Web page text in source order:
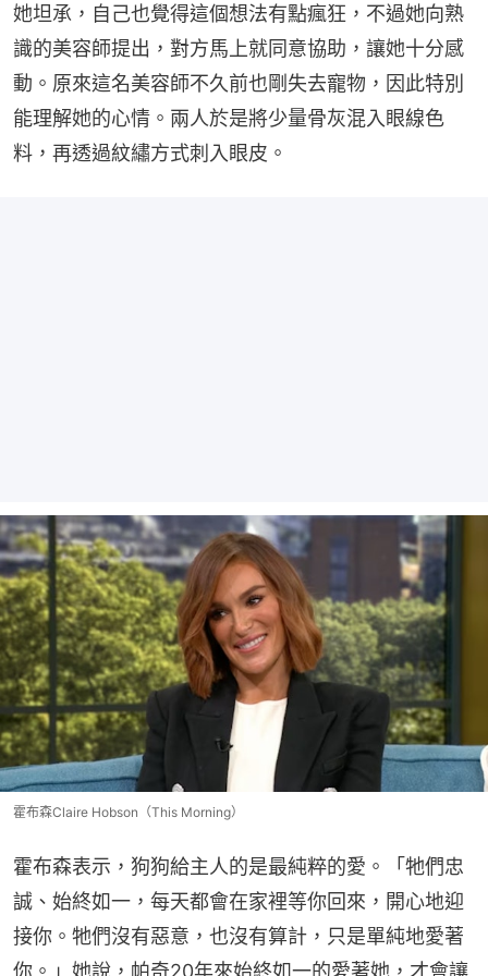
她坦承，自己也覺得這個想法有點瘋狂，不過她向熟
識的美容師提出，對方馬上就同意協助，讓她十分感
動。原來這名美容師不久前也剛失去寵物，因此特別
能理解她的心情。兩人於是將少量骨灰混入眼線色
料，再透過紋繡方式刺入眼皮。
霍布森Claire Hobson（This Morning）
霍布森表示，狗狗給主人的是最純粹的愛。「牠們忠
誠、始終如一，每天都會在家裡等你回來，開心地迎
接你。牠們沒有惡意，也沒有算計，只是單純地愛著
你。」她說，帕奇20年來始終如一的愛著她，才會讓